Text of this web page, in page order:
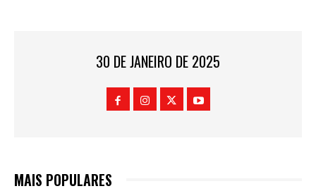
30 DE JANEIRO DE 2025
MAIS POPULARES